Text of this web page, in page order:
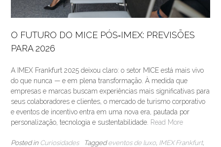
O FUTURO DO MICE PÓS‐IMEX: PREVISÕES
PARA 2026
A IMEX Frankfurt 2025 deixou claro: o setor MICE está mais vivo
do que nunca — e em plena transformação. À medida que
empresas e marcas buscam experiências mais significativas para
seus colaboradores e clientes, o mercado de turismo corporativo
e eventos de incentivo entra em uma nova era, pautada por
personalização, tecnologia e sustentabilidade. Read More
Posted in Curiosidades Taggedeventos de luxo, IMEX Frankfurt,